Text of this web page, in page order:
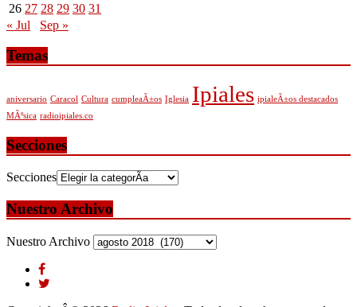
26 27 28 29 30 31
« Jul
Sep »
Temas
aniversario Caracol Cultura cumpleaÃ±os Iglesia Ipiales ipialeÃ±os destacados
MÃºsica radioipiales.co
Secciones
Secciones
Nuestro Archivo
Nuestro Archivo